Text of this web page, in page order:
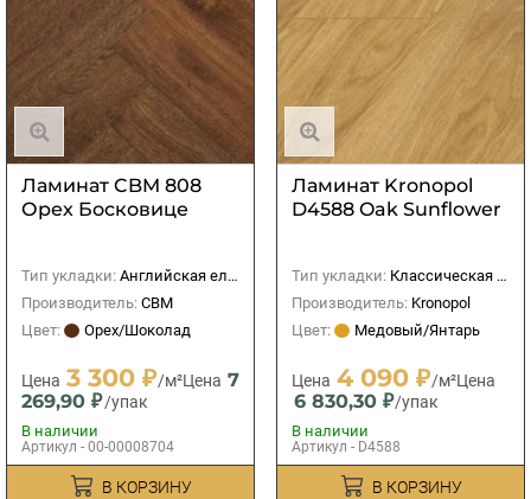
Ламинат CBM 808
Орех Босковице
Тип укладки: Английская елка
Производитель: CBM
Цвет:
Орех/Шоколад
Цена 3 300 ₽/м²Цена 7
269,90 ₽/упак
В наличии
Артикул - 00-00008704
В КОРЗИНУ
Ламинат Kronopol
D4588 Oak Sunflower
Тип укладки: Классическая (прямая)
Производитель: Kronopol
Цвет:
Медовый/Янтарь
Цена 4 090 ₽/м²Цена
6 830,30 ₽/упак
В наличии
Артикул - D4588
В КОРЗИНУ